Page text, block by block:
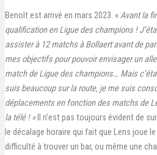
Benoît est arrivé en mars 2023. « Avant la
qualification en Ligue des champions !
assister à 12 matchs à Bollaert avant de
mes objectifs pour pouvoir envisager un
match de Ligue des champions… Mais
suis beaucoup sur la route, je me suis
déplacements en fonction des matchs de
la télé ! »Il n’est pas toujours évident de
le décalage horaire qui fait que Lens joue
difficulté à trouver un bar, ou même une